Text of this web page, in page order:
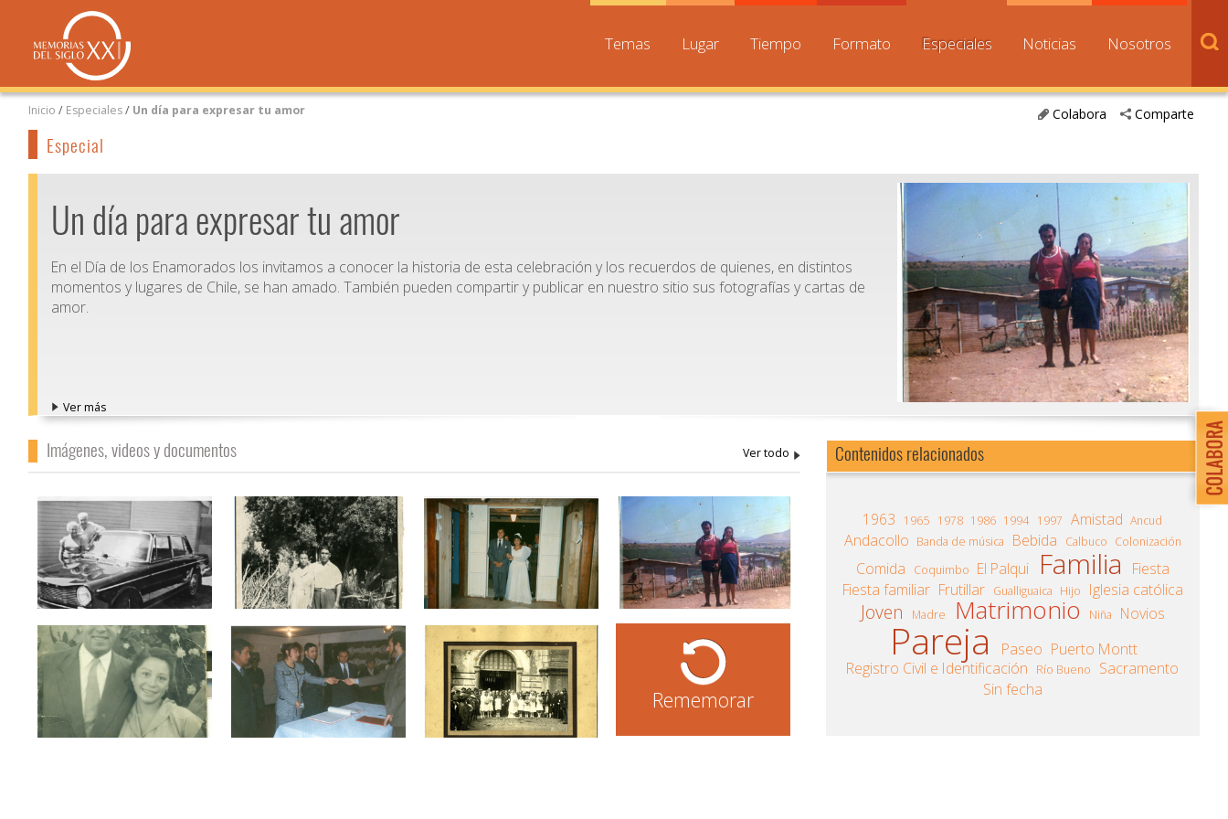
Temas Lugar Tiempo Formato Especiales Noticias Nosotros
Comparte
Colabora
Inicio / Especiales/ Un día para expresar tu amor
Especial
Un día para expresar tu amor
En el Día de los Enamorados los invitamos a conocer la historia de esta celebración y los recuerdos de quienes, en distintos
momentos y lugares de Chile, se han amado. También pueden compartir y publicar en nuestro sitio sus fotografías y cartas de
amor.
Ver más
Imágenes, videos y documentos
Rememorar
Contenidos relacionados
1963 1965 1978 1986 1994 1997 Amistad Ancud
Andacollo Banda de música Bebida Calbuco Colonización
Comida Coquimbo El Palqui Familia
Fiesta
Fiesta familiar Frutillar Gualliguaica Hijo Iglesia católica
Joven Madre Matrimonio Niña Novios
Pareja Paseo Puerto Montt
Registro Civil e Identificación
Río Bueno
Sacramento
Sin fecha